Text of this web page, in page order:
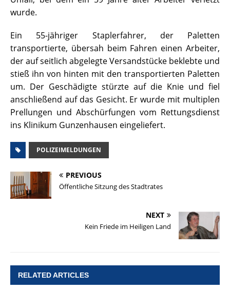
wurde.
Ein 55-jähriger Staplerfahrer, der Paletten
transportierte, übersah beim Fahren einen Arbeiter,
der auf seitlich abgelegte Versandstücke beklebte und
stieß ihn von hinten mit den transportierten Paletten
um. Der Geschädigte stürzte auf die Knie und fiel
anschließend auf das Gesicht. Er wurde mit multiplen
Prellungen und Abschürfungen vom Rettungsdienst
ins Klinikum Gunzenhausen eingeliefert.
POLIZEIMELDUNGEN
PREVIOUS
Öffentliche Sitzung des Stadtrates
NEXT
Kein Friede im Heiligen Land
RELATED ARTICLES